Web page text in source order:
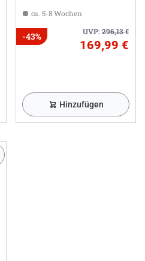
ca. 5-8 Wochen
UVP:296,13€
-43%
169,99 €
Hinzufügen